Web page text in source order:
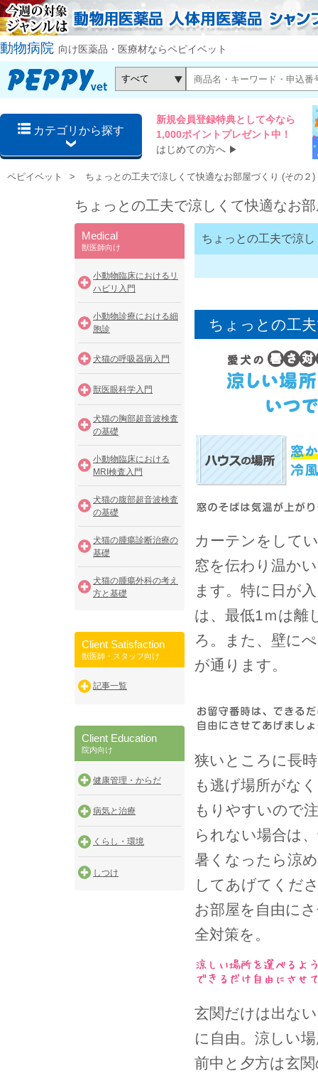
動物病院 向け医薬品・医療材ならペピイベット
カテゴリから探す
新規会員登録特典として今なら
1,000ポイントプレゼント中！
はじめての方へ ▶
ペピイベット ちょっとの工夫で涼しくて快適なお部屋づくり (その２)
ちょっとの工夫で涼しくて快適なお
Medical
獣医師向け
小動物臨床におけるリ
ハビリ入門
小動物診療における細
胞診
犬猫の呼吸器病入門
獣医眼科学入門
犬猫の胸部超音波検査
の基礎
小動物臨床における
MRI検査入門
犬猫の腹部超音波検査
の基礎
犬猫の腫瘍診断治療の
基礎
犬猫の腫瘍外科の考え
方と基礎
Client Satisfaction
獣医師・スタッフ向け
記事一覧
Client Education
院内向け
健康管理・からだ
病気と治療
くらし・環境
しつけ
ちょっとの工夫で涼
ちょっとの工
カーテンをして
窓を伝わり温か
ます。特に日が
は、最低1ｍは離
ろ。また、壁に
が通ります。
狭いところに長
も逃げ場所がな
もりやすいので
られない場合は
暑くなったら涼
してあげてくだ
お部屋を自由に
全対策を。
玄関だけは出な
に自由。涼しい
前中と夕方は玄